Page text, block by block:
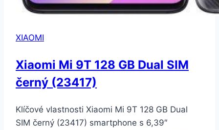
XIAOMI
Xiaomi Mi 9T 128 GB Dual SIM
černý (23417)
Klíčové vlastnosti Xiaomi Mi 9T 128 GB Dual
SIM černý (23417) smartphone s 6,39″